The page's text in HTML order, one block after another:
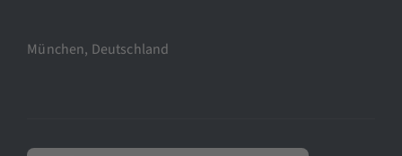
München, Deutschland